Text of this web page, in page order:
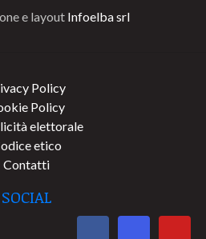
e layout Infoelba srl
Policy
Policy
elettorale
etico
Contatti
SOCIAL